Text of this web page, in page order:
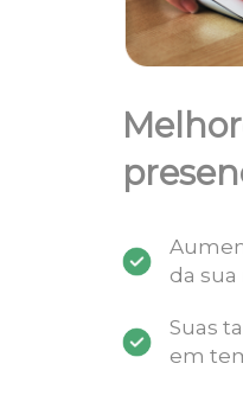
da sua
Suas
em